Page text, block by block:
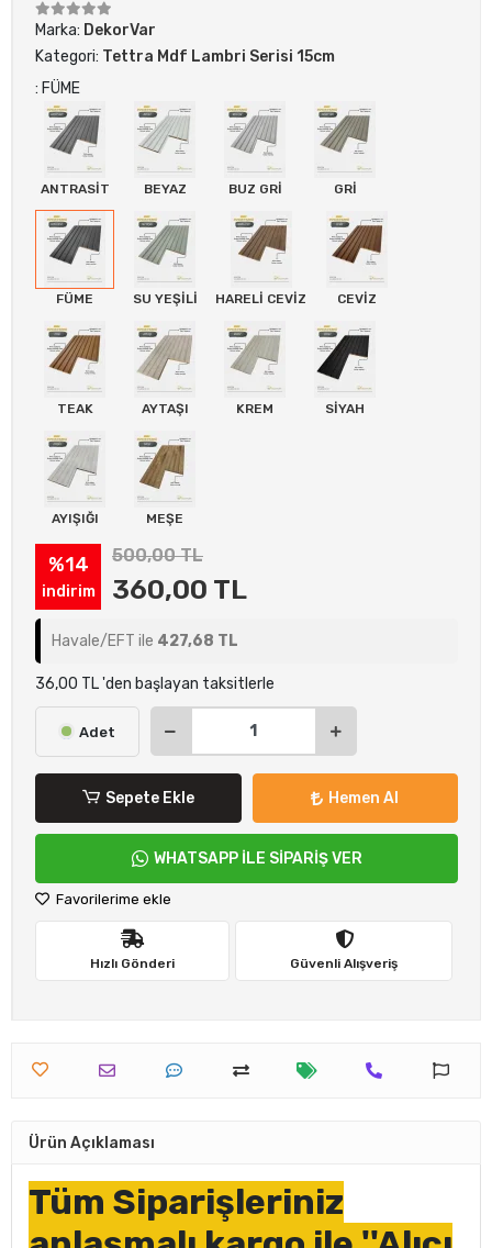
Marka: DekorVar
Kategori: Tettra Mdf Lambri Serisi 15cm
: FÜME
ANTRASİT BEYAZ BUZ GRİ GRİ
FÜME SU YEŞİLİ HARELİ CEVİZ CEVİZ
TEAK AYTAŞI KREM SİYAH
AYIŞIĞI MEŞE
%14
indirim
500,00 TL
360,00 TL
Havale/EFT ile 427,68 TL
36,00 TL 'den başlayan taksitlerle
Adet
Sepete Ekle Hemen Al
WHATSAPP İLE SİPARİŞ VER
Favorilerime ekle
Hızlı Gönderi Güvenli Alışveriş
Ürün Açıklaması
Tüm Siparişleriniz